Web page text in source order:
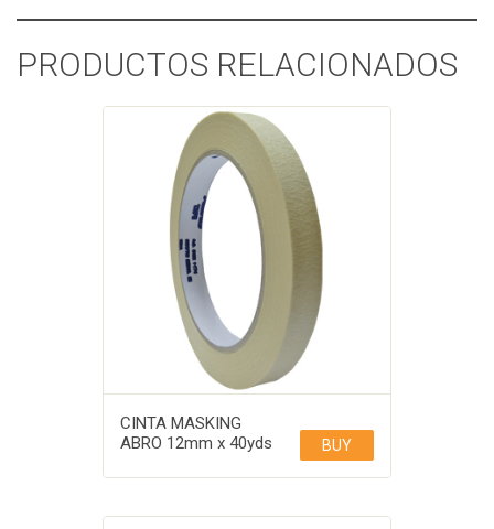
PRODUCTOS RELACIONADOS
CINTA MASKING
ABRO 12mm x 40yds
BUY